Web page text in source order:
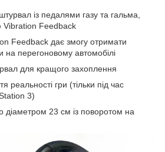
із педалями газу та гальма,
Vibration Feedback
Feedback дає змогу отримати
на перегоновому автомобілі
для кращого захоплення
реальності гри (тільки під час
3)
діаметром 23 см із поворотом на